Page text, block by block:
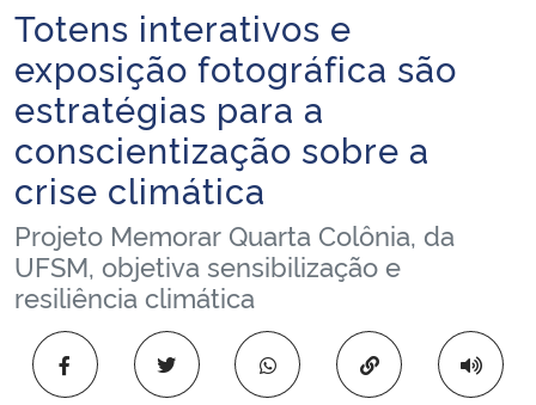
Ministério da Infraestrutura
Ministério da Agricultura, Pecuária e Abastecimento
Ministério da Educação
Ministério da Cidadania
Ministério da Saúde
Ministério de Minas e Energia
Ministério da Ciência, Tecnologia, Inovações e Comunicações
Início do conteúdo
Totens interativos e
exposição fotográfica são
estratégias para a
conscientização sobre a
crise climática
Projeto Memorar Quarta Colônia, da
UFSM, objetiva sensibilização e
resiliência climática
Copiar para área